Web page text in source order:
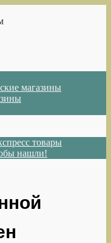
магазины
товары
нашли!